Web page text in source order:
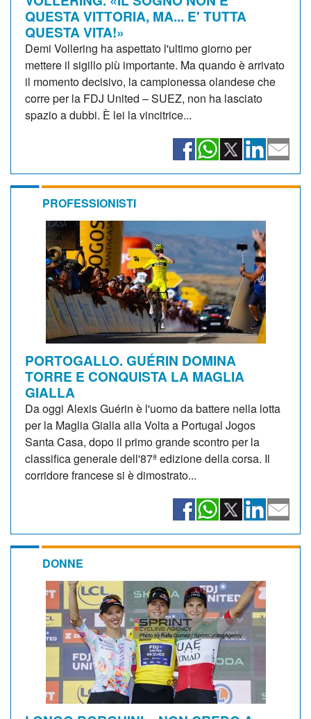
QUESTA VITTORIA, MA... E' TUTTA
QUESTA VITA!»
Demi Vollering ha aspettato l'ultimo giorno per
mettere il sigillo più importante. Ma quando è arrivato
il momento decisivo, la campionessa olandese che
corre per la FDJ United – SUEZ, non ha lasciato
spazio a dubbi. È lei la vincitrice...
PROFESSIONISTI
PORTOGALLO. GUÉRIN DOMINA
TORRE E CONQUISTA LA MAGLIA
GIALLA
Da oggi Alexis Guérin è l'uomo da battere nella lotta
per la Maglia Gialla alla Volta a Portugal Jogos
Santa Casa, dopo il primo grande scontro per la
classifica generale dell'87ª edizione della corsa. Il
corridore francese si è dimostrato...
DONNE